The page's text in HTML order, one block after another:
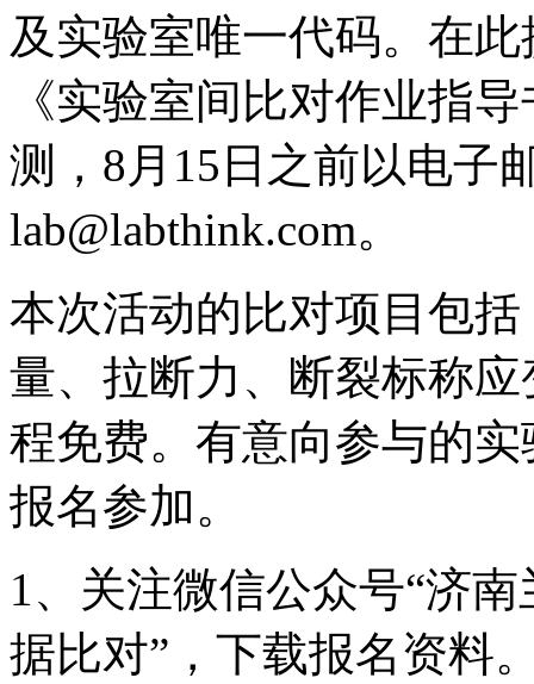
及实验室唯一代码。在
《实验室间比对作业指
测，8月15日之前以电子
lab@labthink.com。
本次活动的比对项目包
量、拉断力、断裂标称
程免费。有意向参与的
报名参加。
1、关注微信公众号“济
据比对”，下载报名资料